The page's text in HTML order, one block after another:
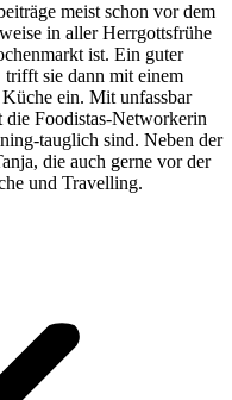
meist schon vor dem
in aller Herrgottsfrühe
ist. Ein guter
trifft sie dann mit einem
ein. Mit unfassbar
Foodistas-Networkerin
tauglich sind. Neben der
die auch gerne vor der
und Travelling.